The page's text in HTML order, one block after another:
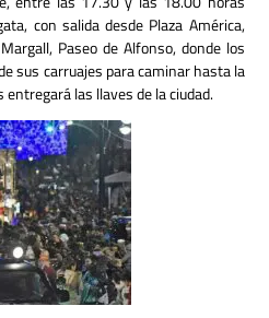
con salida desde Plaza América,
Paseo de Alfonso, donde los
sus carruajes para caminar hasta la
entregará las llaves de la ciudad.